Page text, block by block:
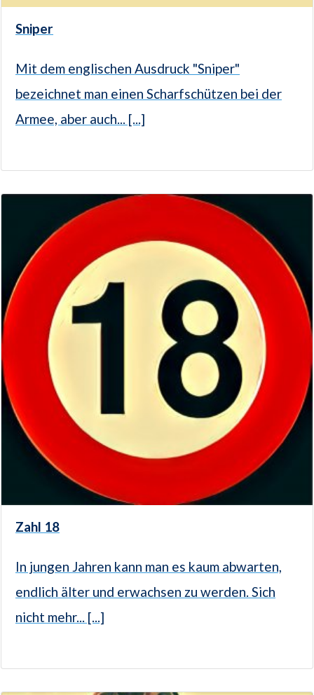
Sniper
Mit dem englischen Ausdruck "Sniper"
bezeichnet man einen Scharfschützen bei der
Armee, aber auch... [...]
Zahl 18
In jungen Jahren kann man es kaum abwarten,
endlich älter und erwachsen zu werden. Sich
nicht mehr... [...]